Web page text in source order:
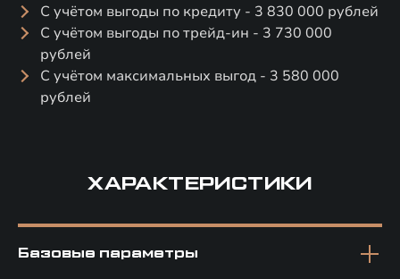
С учётом выгоды по кредиту - 3 830 000 рублей
С учётом выгоды по трейд-ин - 3 730 000
рублей
С учётом максимальных выгод - 3 580 000
рублей
ХАРАКТЕРИСТИКИ
Базовые параметры